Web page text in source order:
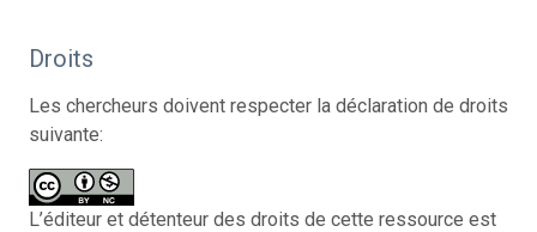
Droits
Les chercheurs doivent respecter la déclaration de droits
suivante:
L’éditeur et détenteur des droits de cette ressource est